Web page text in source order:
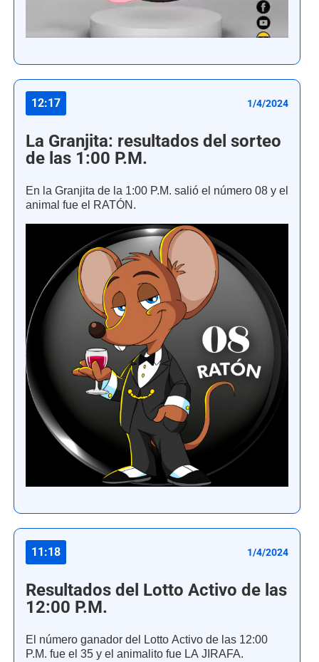
12:17 1/4/2024
La Granjita: resultados del sorteo
de las 1:00 P.M.
En la Granjita de la 1:00 P.M. salió el número 08 y el
animal fue el RATÓN.
11:18 1/4/2024
Resultados del Lotto Activo de las
12:00 P.M.
El número ganador del Lotto Activo de las 12:00
P.M. fue el 35 y el animalito fue LA JIRAFA.